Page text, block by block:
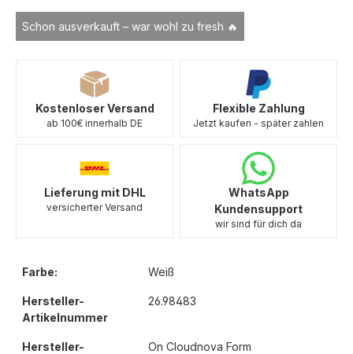
Schon ausverkauft – war wohl zu fresh 🔥
Kostenloser Versand
ab 100€ innerhalb DE
Flexible Zahlung
Jetzt kaufen - später zahlen
Lieferung mit DHL
versicherter Versand
WhatsApp
Kundensupport
wir sind für dich da
Farbe: Weiß
Hersteller-
Artikelnummer
26.98483
Hersteller-
On Cloudnova Form